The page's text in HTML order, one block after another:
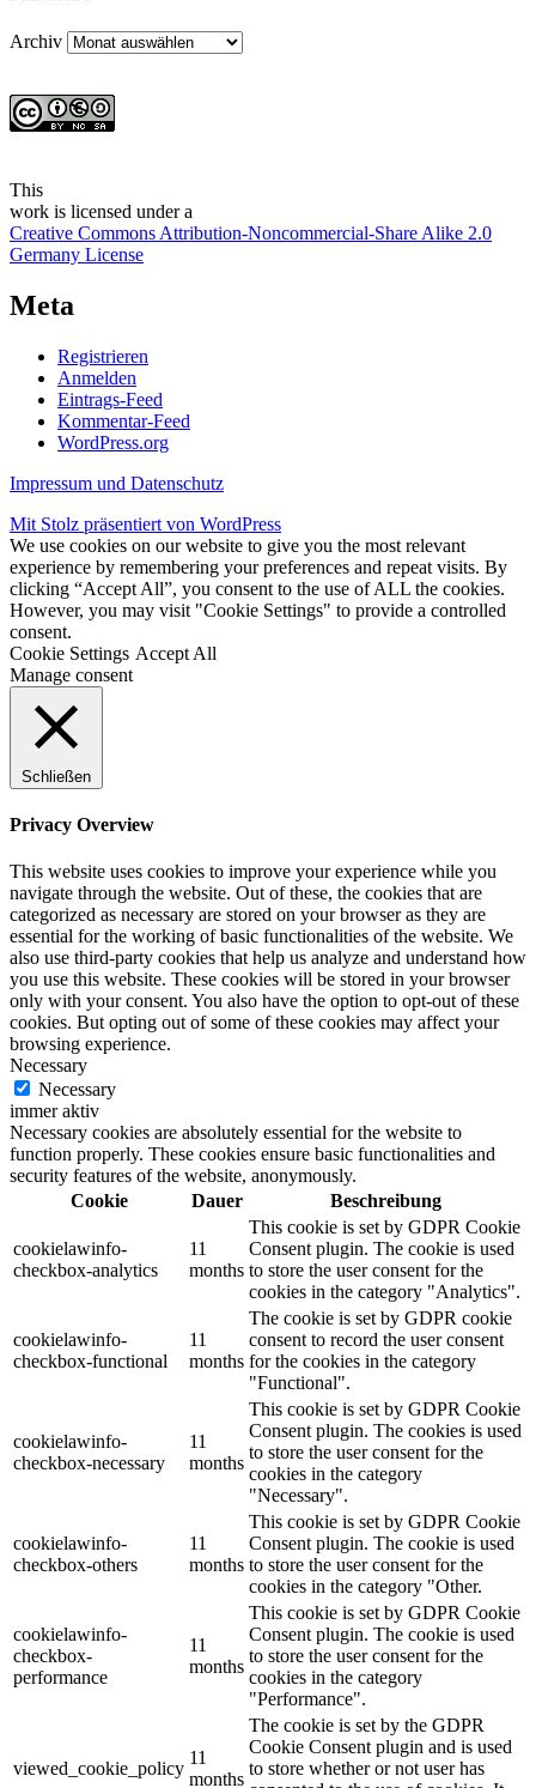
Archiv
This
work is licensed under a
Creative Commons Attribution-Noncommercial-Share Alike 2.0
Germany License
Meta
Registrieren
Anmelden
Eintrags-Feed
Kommentar-Feed
WordPress.org
Impressum und Datenschutz
Mit Stolz präsentiert von WordPress
We use cookies on our website to give you the most relevant
experience by remembering your preferences and repeat visits. By
clicking “Accept All”, you consent to the use of ALL the cookies.
However, you may visit "Cookie Settings" to provide a controlled
consent.
Cookie Settings Accept All
Manage consent
Schließen
Privacy Overview
This website uses cookies to improve your experience while you
navigate through the website. Out of these, the cookies that are
categorized as necessary are stored on your browser as they are
essential for the working of basic functionalities of the website. We
also use third-party cookies that help us analyze and understand how
you use this website. These cookies will be stored in your browser
only with your consent. You also have the option to opt-out of these
cookies. But opting out of some of these cookies may affect your
browsing experience.
Necessary
Necessary
immer aktiv
Necessary cookies are absolutely essential for the website to
function properly. These cookies ensure basic functionalities and
security features of the website, anonymously.
Cookie
Dauer Beschreibung
cookielawinfo-
checkbox-analytics
11
months
This cookie is set by GDPR Cookie
Consent plugin. The cookie is used
to store the user consent for the
cookies in the category "Analytics".
cookielawinfo-
checkbox-functional
11
months
The cookie is set by GDPR cookie
consent to record the user consent
for the cookies in the category
"Functional".
cookielawinfo-
checkbox-necessary
11
months
This cookie is set by GDPR Cookie
Consent plugin. The cookies is used
to store the user consent for the
cookies in the category
"Necessary".
cookielawinfo-
checkbox-others
11
months
This cookie is set by GDPR Cookie
Consent plugin. The cookie is used
to store the user consent for the
cookies in the category "Other.
cookielawinfo-
checkbox-
performance
11
months
This cookie is set by GDPR Cookie
Consent plugin. The cookie is used
to store the user consent for the
cookies in the category
"Performance".
viewed_cookie_policy
11
months
The cookie is set by the GDPR
Cookie Consent plugin and is used
to store whether or not user has